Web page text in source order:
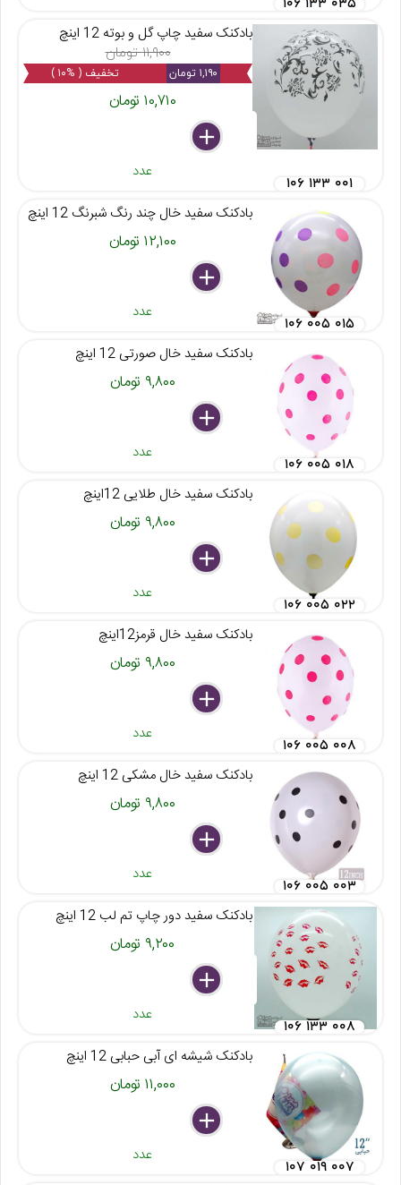
۱۰۶ ۱۳۳ ۰۳۵
بادکنک سفید چاپ گل و بوته 12 اینچ
۱۱,۹۰۰ تومان
۱,۱۹۰ تومان تخفیف ( %۱۰ )
۱۰,۷۱۰ تومان
delete
remove
add
عدد
۱۰۶ ۱۳۳ ۰۰۱
بادکنک سفید خال چند رنگ شبرنگ 12 اینچ
۱۲,۱۰۰ تومان
delete
remove
add
عدد
۱۰۶ ۰۰۵ ۰۱۵
بادکنک سفید خال صورتی 12 اینچ
۹,۸۰۰ تومان
delete
remove
add
عدد
۱۰۶ ۰۰۵ ۰۱۸
بادکنک سفید خال طلایی 12اینچ
۹,۸۰۰ تومان
delete
remove
add
عدد
۱۰۶ ۰۰۵ ۰۲۲
بادکنک سفید خال قرمز12اینچ
۹,۸۰۰ تومان
delete
remove
add
عدد
۱۰۶ ۰۰۵ ۰۰۸
بادکنک سفید خال مشکی 12 اینچ
۹,۸۰۰ تومان
delete
remove
add
عدد
۱۰۶ ۰۰۵ ۰۰۳
بادکنک سفید دور چاپ تم لب 12 اینچ
۹,۲۰۰ تومان
delete
remove
add
عدد
۱۰۶ ۱۳۳ ۰۰۸
بادکنک شیشه ای آبی حبابی 12 اینچ
۱۱,۰۰۰ تومان
delete
remove
add
عدد
۱۰۷ ۰۱۹ ۰۰۷